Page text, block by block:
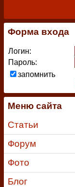
Форма входа
Логин:
Пароль:
запомнить
Меню сайта
Статьи
Форум
Фото
Блог